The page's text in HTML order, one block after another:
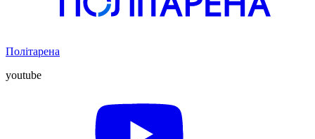
Політарена
youtube